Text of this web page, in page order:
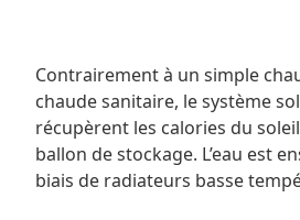
Contrairement à un simple
chaude sanitaire, le système
récupèrent les calories du
ballon de stockage. L’eau est
biais de radiateurs basse